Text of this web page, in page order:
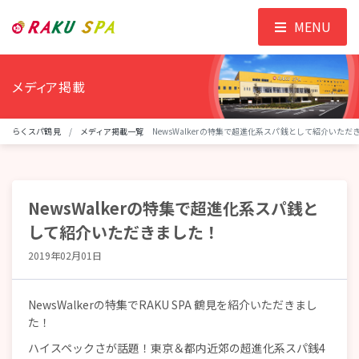
メディア掲載
らくスパ鶴見 メディア掲載一覧 NewsWalkerの特集で超進化系スパ銭として紹介いただ
NewsWalkerの特集で超進化系スパ銭と
して紹介いただきました！
2019年02月01日
NewsWalkerの特集でRAKU SPA 鶴見を紹介いただきまし
た！
ハイスペックさが話題！東京＆都内近郊の超進化系スパ銭4
MENU